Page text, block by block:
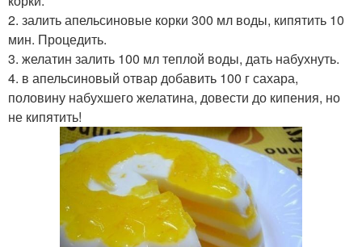
2. залить апельсиновые корки 300 мл воды, кипятить 10
мин. Процедить.
3. желатин залить 100 мл теплой воды, дать набухнуть.
4. в апельсиновый отвар добавить 100 г сахара,
половину набухшего желатина, довести до кипения, но
не кипятить!